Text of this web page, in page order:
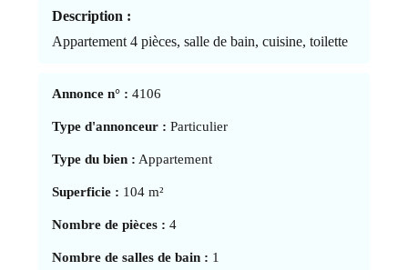
Description :
Appartement 4 pièces, salle de bain, cuisine, toilette
Annonce n° :4106
Type d'annonceur : Particulier
Type du bien : Appartement
Superficie : 104 m²
Nombre de pièces : 4
Nombre de salles de bain : 1